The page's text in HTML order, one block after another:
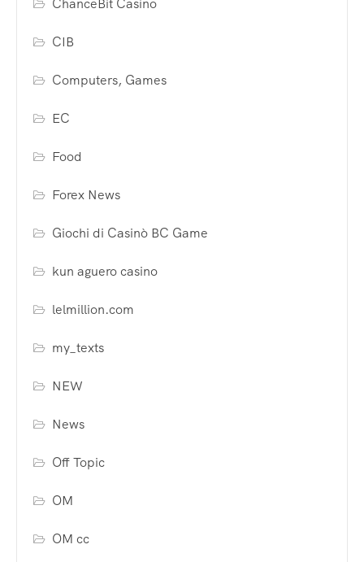
ChanceBit Casino
CIB
Computers, Games
EC
Food
Forex News
Giochi di Casinò BC Game
kun aguero casino
lelmillion.com
my_texts
NEW
News
Off Topic
OM
OM cc